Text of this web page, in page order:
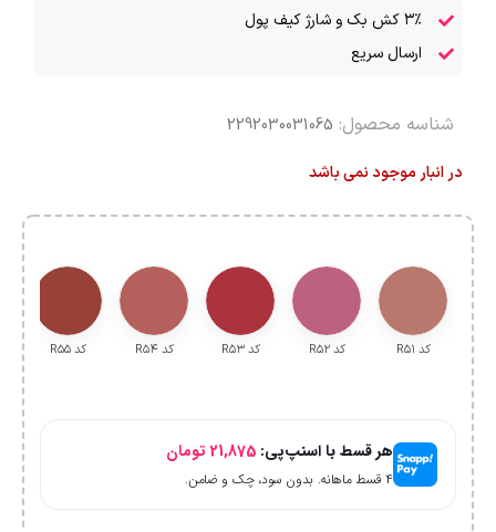
۳٪ کش بک و شارژ کیف پول
ارسال سریع
شناسه محصول: 2292030031065
در انبار موجود نمی باشد
کد R۵۱ کد R۵۲ کد R۵۳ کد R۵۴ کد R۵۵
هر قسط با اسنپ‌پی: 21,875 تومان
۴ قسط ماهانه. بدون سود، چک و ضامن.